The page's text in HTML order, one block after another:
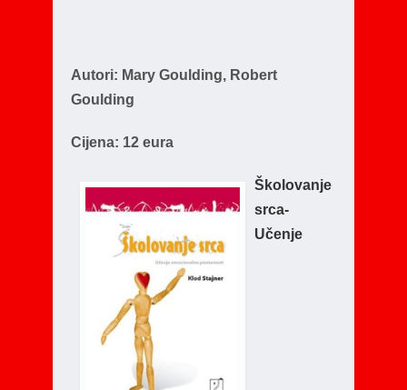
Autori: Mary Goulding, Robert
Goulding
Cijena: 12 eura
Školovanje
srca-
Učenje